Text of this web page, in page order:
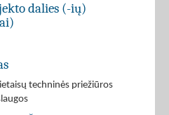
dalies (-ių)
techninės priežiūros